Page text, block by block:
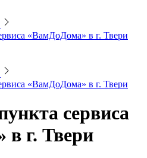
«ВамДоДома» в г. Твери
«ВамДоДома» в г. Твери
сервиса
г. Твери